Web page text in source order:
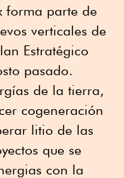
forma parte de
verticales de
Estratégico
pasado.
de la tierra,
cogeneración
litio de las
que se
con la